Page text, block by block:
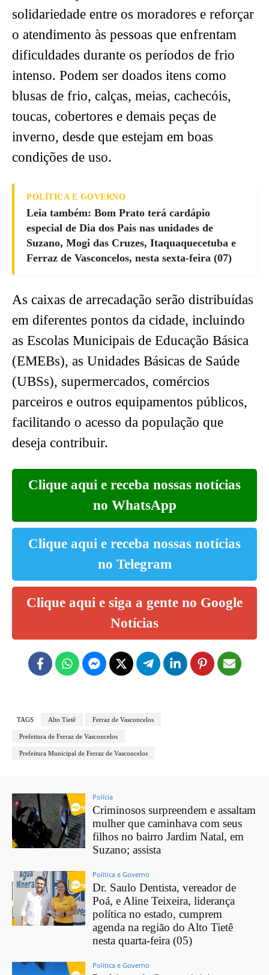
solidariedade entre os moradores e reforçar
o atendimento às pessoas que enfrentam
dificuldades durante os períodos de frio
intenso. Podem ser doados itens como
blusas de frio, calças, meias, cachecóis,
toucas, cobertores e demais peças de
inverno, desde que estejam em boas
condições de uso.
POLÍTICA E GOVERNO
Leia também: Bom Prato terá cardápio
especial de Dia dos Pais nas unidades de
Suzano, Mogi das Cruzes, Itaquaquecetuba e
Ferraz de Vasconcelos, nesta sexta-feira (07)
As caixas de arrecadação serão distribuídas
em diferentes pontos da cidade, incluindo
as Escolas Municipais de Educação Básica
(EMEBs), as Unidades Básicas de Saúde
(UBSs), supermercados, comércios
parceiros e outros equipamentos públicos,
facilitando o acesso da população que
deseja contribuir.
Clique aqui e receba nossas notícias
no WhatsApp
Clique aqui e receba nossas notícias
no Telegram
Clique aqui e siga a gente no Google
Notícias
TAGS Alto Tietê Ferraz de Vasconcelos
Prefeitura de Ferraz de Vasconcelos
Prefeitura Municipal de Ferraz de Vasconcelos
Polícia
Criminosos surpreendem e assaltam
mulher que caminhava com seus
filhos no bairro Jardim Natal, em
Suzano; assista
Política e Governo
Dr. Saulo Dentista, vereador de
Poá, e Aline Teixeira, liderança
política no estado, cumprem
agenda na região do Alto Tietê
nesta quarta-feira (05)
Política e Governo